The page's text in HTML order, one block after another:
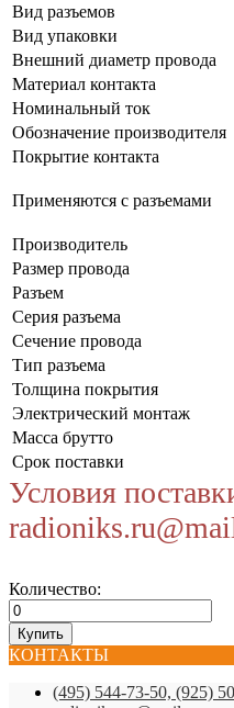
Вид разъемов
Вид упаковки
Внешний диаметр провода
Материал контакта
Номинальный ток
Обозначение производителя
Покрытие контакта
Применяются с разъемами
Производитель
Размер провода
Разъем
Серия разъема
Сечение провода
Тип разъема
Толщина покрытия
Электрический монтаж
Масса брутто
Срок поставки
Условия
Количество:
КОНТАКТЫ
(495) 544-73-50, (925)